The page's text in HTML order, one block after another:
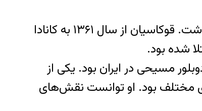
آرشاک قوکاسیان، مدیر دوبلاژ قدیمی سینما و تلویزیون ایران در سن ۸۰ سالگی در شهر تورنتو کانادا درگذشت. قوکاسیان از سال ۱۳۶۱ به کانادا
شده بود.
دوبله خود را از سال ۱۳۳۹ آغاز کرد. او اولین دوبلور مسیحی در ایران بود. یکی از
مختلف بود. او توانست نقش‌های